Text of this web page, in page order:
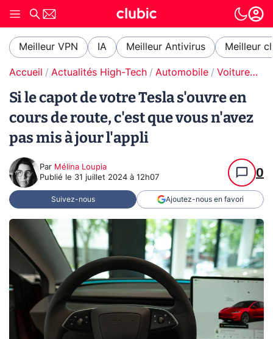
Meilleur VPN IA Meilleur Antivirus Meilleur
Accueil Actualités High-Tech Automobile Voitures électriques
Si le capot de votre Tesla s'ouvre en
cours de route, c'est que vous n'avez
pas mis à jour l'appli
Par Mélina Loupia
Publié le 31 juillet 2024 à 12h07 0
Suivez-nous Ajoutez-nous en favori